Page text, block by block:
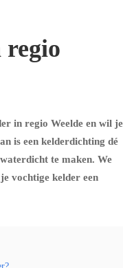
in regio Weelde en wil je
is een kelderdichting dé
te maken. We
vochtige kelder een